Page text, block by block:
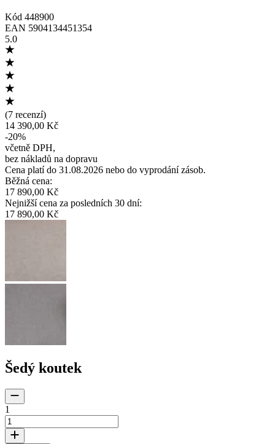
Kód 448900
EAN 5904134451354
5.0
(7 recenzí)
14 390,00 Kč
-20%
včetně DPH,
bez nákladů na dopravu
Cena platí do 31.08.2026 nebo do vyprodání zásob.
Běžná cena:
17 890,00 Kč
Nejnižší cena za posledních 30 dní:
17 890,00 Kč
Šedý koutek
1